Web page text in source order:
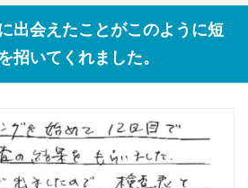
出会えたことがこのように短
招いてくれました。